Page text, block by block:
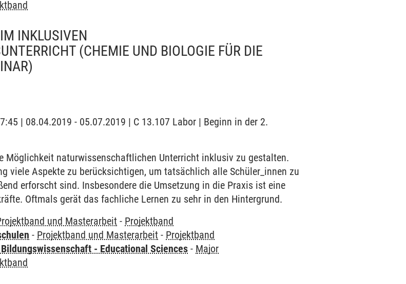
INKLUSIVEN
(CHEMIE UND BIOLOGIE FÜR DIE
| 08.04.2019 - 05.07.2019 | C 13.107 Labor | Beginn in der 2.
Möglichkeit naturwissenschaftlichen Unterricht inklusiv zu gestalten.
viele Aspekte zu berücksichtigen, um tatsächlich alle Schüler_innen zu
erforscht sind. Insbesondere die Umsetzung in die Praxis ist eine
Oftmals gerät das fachliche Lernen zu sehr in den Hintergrund.
und Masterarbeit - Projektband
- Projektband und Masterarbeit - Projektband
- Educational Sciences - Major